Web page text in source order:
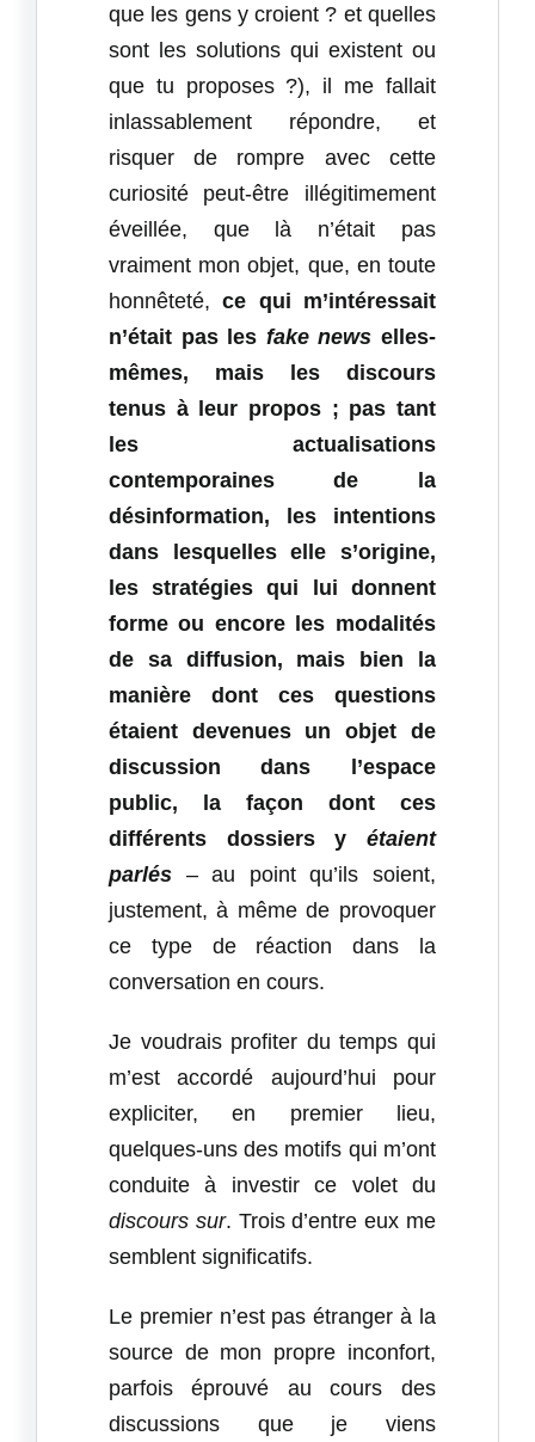
que les gens y croient ? et quelles
sont les solutions qui existent ou
que tu proposes ?), il me fallait
inlassablement répondre, et
risquer de rompre avec cette
curiosité peut-être illégitimement
éveillée, que là n’était pas
vraiment mon objet, que, en toute
honnêteté,ce qui m’intéressait
n’était pas les fake news elles-
mêmes, mais les discours
tenus à leur propos ; pas tant
les actualisations
contemporaines de la
désinformation, les intentions
dans lesquelles elle s’origine,
les stratégies qui lui donnent
forme ou encore les modalités
de sa diffusion, mais bien la
manière dont ces questions
étaient devenues un objet de
discussion dans l’espace
public, la façon dont ces
différents dossiers y étaient
parlés– au point qu’ils soient,
justement, à même de provoquer
ce type de réaction dans la
conversation en cours.
Je voudrais profiter du temps qui
m’est accordé aujourd’hui pour
expliciter, en premier lieu,
quelques-uns des motifs qui m’ont
conduite à investir ce volet du
discours sur. Trois d’entre eux me
semblent significatifs.
Le premier n’est pas étranger à la
source de mon propre inconfort,
parfois éprouvé au cours des
discussions que je viens